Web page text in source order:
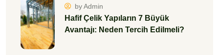
by Admin
Hafif Çelik Yapıların 7 Büyük
Avantajı: Neden Tercih Edilmeli?